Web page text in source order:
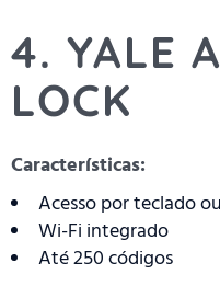
4. YALE
LOCK
Características:
Acesso por teclado
Wi-Fi integrado
Até 250 códigos